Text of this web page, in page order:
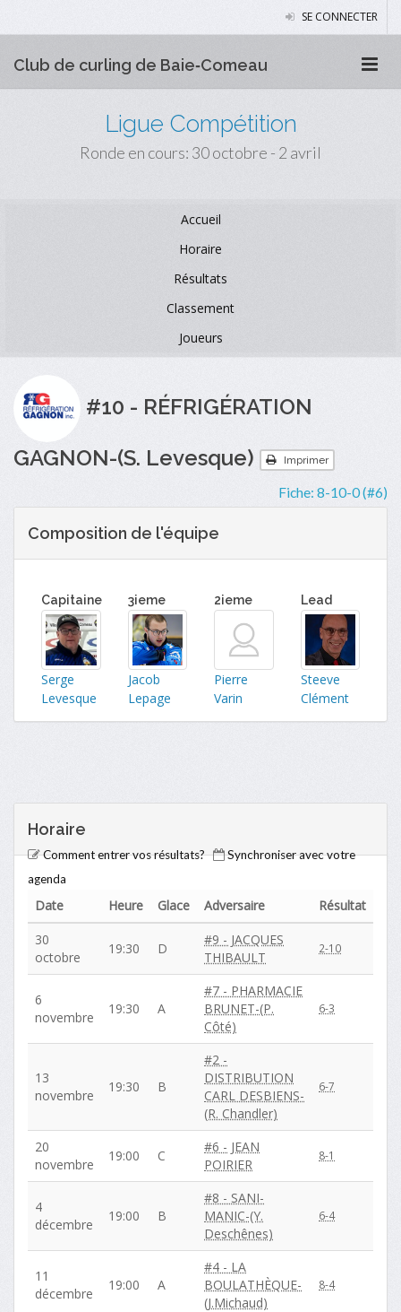
SE CONNECTER
Club de curling de Baie‑Comeau
Ligue Compétition
Ronde en cours: 30 octobre - 2 avril
Accueil
Horaire
Résultats
Classement
Joueurs
#10 - RÉFRIGÉRATION
GAGNON-(S. Levesque)
Imprimer
Fiche: 8-10-0 (#6)
Composition de l'équipe
Capitaine
Serge
Levesque
3ieme
Jacob
Lepage
2ieme
Pierre
Varin
Lead
Steeve
Clément
Horaire
Comment entrer vos résultats?
Synchroniser avec votre
agenda
Date Heure Glace Adversaire
Résultat
30
octobre
19:30 D
#9 - JACQUES
THIBAULT
2-10
6
novembre
19:30 A
#7 - PHARMACIE
BRUNET-(P.
Côté)
6-3
13
novembre
19:30 B
#2 -
DISTRIBUTION
CARL DESBIENS-
(R. Chandler)
6-7
20
novembre
19:00 C
#6 - JEAN
POIRIER
8-1
4
décembre
19:00 B
#8 - SANI-
MANIC-(Y.
Deschênes)
6-4
11
décembre
19:00 A
#4 - LA
BOULATHÈQUE-
(J.Michaud)
8-4